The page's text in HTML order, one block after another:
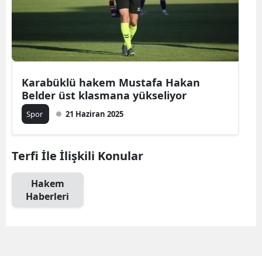
Karabüklü hakem Mustafa Hakan
Belder üst klasmana yükseliyor
Spor 21 Haziran 2025
Terfi İle İlişkili Konular
Hakem
Haberleri